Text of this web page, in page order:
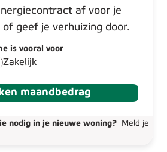
af voor je
of geef je verhuizing door.
is vooral voor
Zakelijk
maandbedrag
nodig in je nieuwe woning?
Meld je